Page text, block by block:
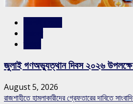
জুলাই গণঅভ্যুত্থান দিবস ২০২৬ উপলক্ষে
August 5, 2026
রাজশাহীতে হামলাকারীদের গ্রেফতারের দাবিতে